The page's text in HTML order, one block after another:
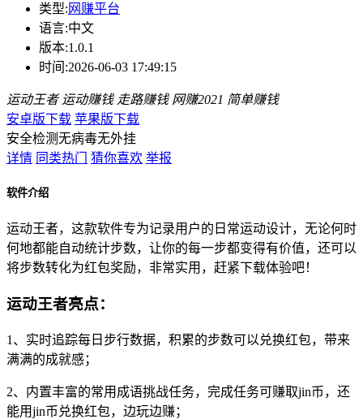
类型: 网赚平台
语言:中文
版本:1.0.1
时间:2026-06-03 17:49:15
运动王者 运动赚钱 走路赚钱 网赚2021 简单赚钱
安卓版下载 苹果版下载
安全检测无病毒无外挂
详情 同类热门 猜你喜欢 举报
软件介绍
运动王者，这款软件专为记录用户的日常运动设计，无论何时
何地都能自动统计步数，让你的每一步都变得有价值，还可以
将步数转化为红包奖励，非常实用，赶紧下载体验吧！
运动王者亮点：
1、实时追踪每日步行数据，积累的步数可以兑换红包，带来
满满的成就感；
2、内置丰富的常用成语挑战任务，完成任务可赚取jin币，还
能用jin币兑换红包，边玩边赚；